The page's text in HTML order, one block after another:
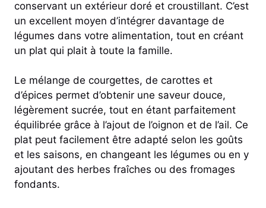
conservant un extérieur doré et croustillant. C’est
un excellent moyen d’intégrer davantage de
légumes dans votre alimentation, tout en créant
un plat qui plait à toute la famille.
Le mélange de courgettes, de carottes et
d’épices permet d’obtenir une saveur douce,
légèrement sucrée, tout en étant parfaitement
équilibrée grâce à l’ajout de l’oignon et de l’ail. Ce
plat peut facilement être adapté selon les goûts
et les saisons, en changeant les légumes ou en y
ajoutant des herbes fraîches ou des fromages
fondants.